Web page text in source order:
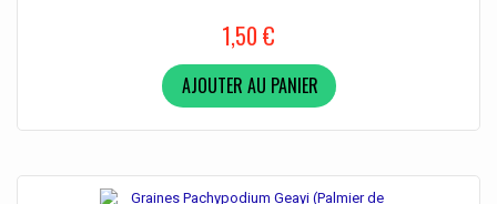
1,50 €
AJOUTER AU PANIER